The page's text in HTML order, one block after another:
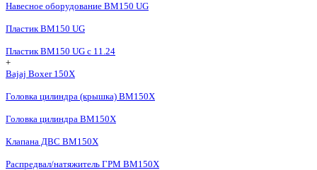
Навесное оборудование BM150 UG
Пластик BM150 UG
Пластик BM150 UG c 11.24
+
Bajaj Boxer 150X
Головка цилиндра (крышка) BM150X
Головка цилиндра BM150X
Клапана ДВС BM150X
Распредвал/натяжитель ГРМ BM150X